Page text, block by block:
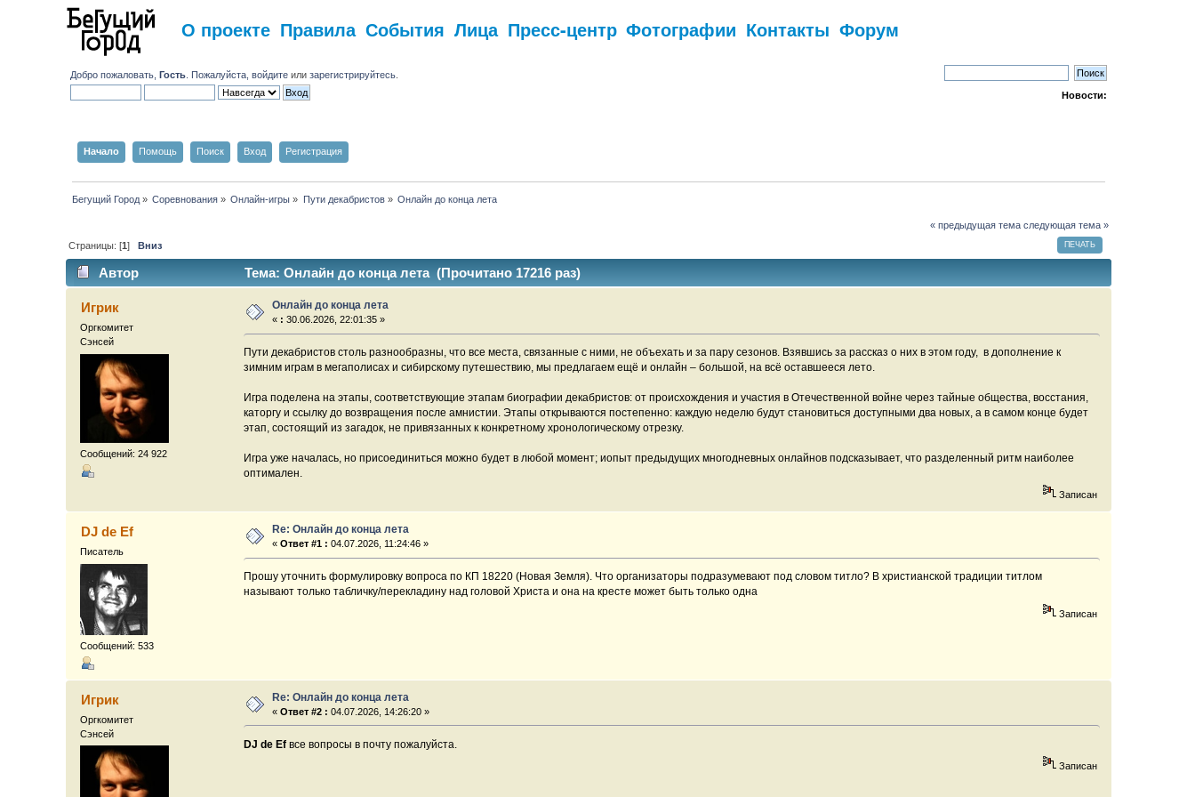
О проекте Правила События Лица Пресс-центр Фотографии Контакты Форум
Добро пожаловать,Гость . Пожалуйста,войдите илизарегистрируйтесь
Новости:
Начало Помощь Поиск Вход Регистрация
Бегущий Город» Соревнования» Онлайн-игры » Пути декабристов» Онлайн до конца лета
« предыдущая тема следующая тема »
ПЕЧАТЬ
Страницы: [1] Вниз
Автор Тема: Онлайн до конца лета (Прочитано 17216 раз)
Игрик
Оргкомитет
Сэнсей
Сообщений: 24 922
Онлайн до конца лета
« : 30.06.2026, 22:01:35 »
Пути декабристов столь разнообразны, что все места, связанные с ними, не объехать и за пару сезонов. Взявшись за рассказ о них в этом году, в дополнение к
зимним играм в мегаполисах и сибирскому путешествию, мы предлагаем ещё и онлайн – большой, на всё оставшееся лето.
Игра поделена на этапы, соответствующие этапам биографии декабристов: от происхождения и участия в Отечественной войне через тайные общества, восстания,
каторгу и ссылку до возвращения после амнистии. Этапы открываются постепенно: каждую неделю будут становиться доступными два новых, а в самом конце будет
этап, состоящий из загадок, не привязанных к конкретному хронологическому отрезку.
Игра уже началась, но присоединиться можно будет в любой момент; иопыт предыдущих многодневных онлайнов подсказывает, что разделенный ритм наиболее
оптимален.
Записан
DJ de Ef
Писатель
Сообщений: 533
Re: Онлайн до конца лета
«Ответ #1 : 04.07.2026, 11:24:46 »
Прошу уточнить формулировку вопроса по КП 18220 (Новая Земля). Что организаторы подразумевают под словом титло? В христианской традиции титлом
называют только табличку/перекладину над головой Христа и она на кресте может быть только одна
Записан
Игрик
Оргкомитет
Сэнсей
Re: Онлайн до конца лета
«Ответ #2 : 04.07.2026, 14:26:20 »
DJ de Ef все вопросы в почту пожалуйста.
Записан